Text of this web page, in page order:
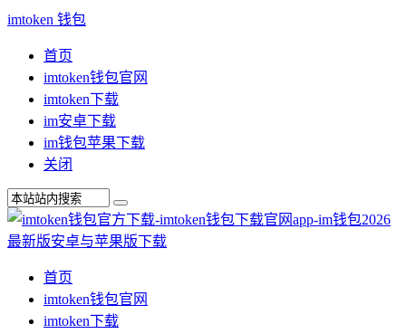
imtoken 钱包
首页
imtoken钱包官网
imtoken下载
im安卓下载
im钱包苹果下载
关闭
首页
imtoken钱包官网
imtoken下载